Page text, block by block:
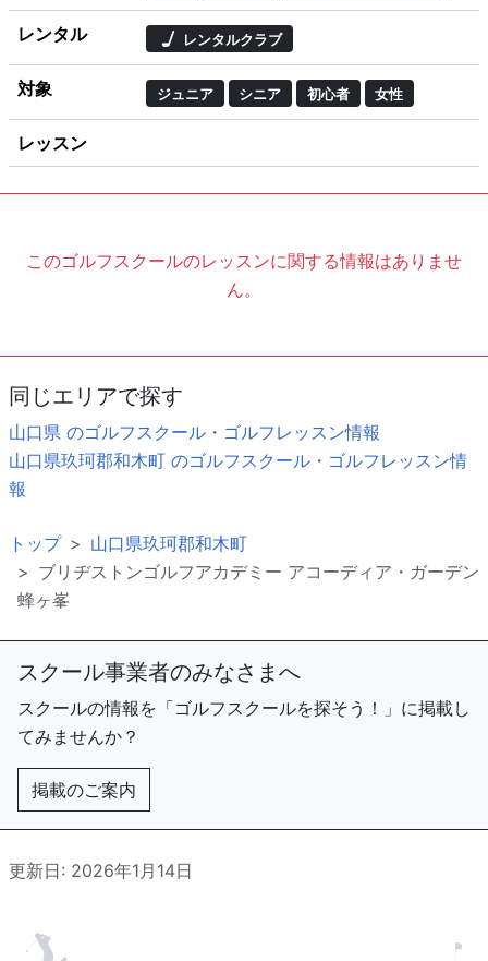
レンタル レンタルクラブ
対象 ジュニア シニア 初心者 女性
レッスン
このゴルフスクールのレッスンに関する情報はありませ
ん。
同じエリアで探す
山口県 のゴルフスクール・ゴルフレッスン情報
山口県玖珂郡和木町 のゴルフスクール・ゴルフレッスン情
報
トップ
山口県玖珂郡和木町
ブリヂストンゴルフアカデミー アコーディア・ガーデン
蜂ヶ峯
スクール事業者のみなさまへ
スクールの情報を「ゴルフスクールを探そう！」に掲載し
てみませんか？
掲載のご案内
更新日: 2026年1月14日